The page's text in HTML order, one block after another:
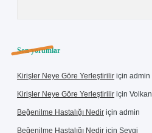
Son yorumlar
Kirişler Neye Göre Yerleştirilir için admin
Kirişler Neye Göre Yerleştirilir için Volkan
Beğenilme Hastalığı Nedir için admin
Beğenilme Hastalığı Nedir için Sevgi